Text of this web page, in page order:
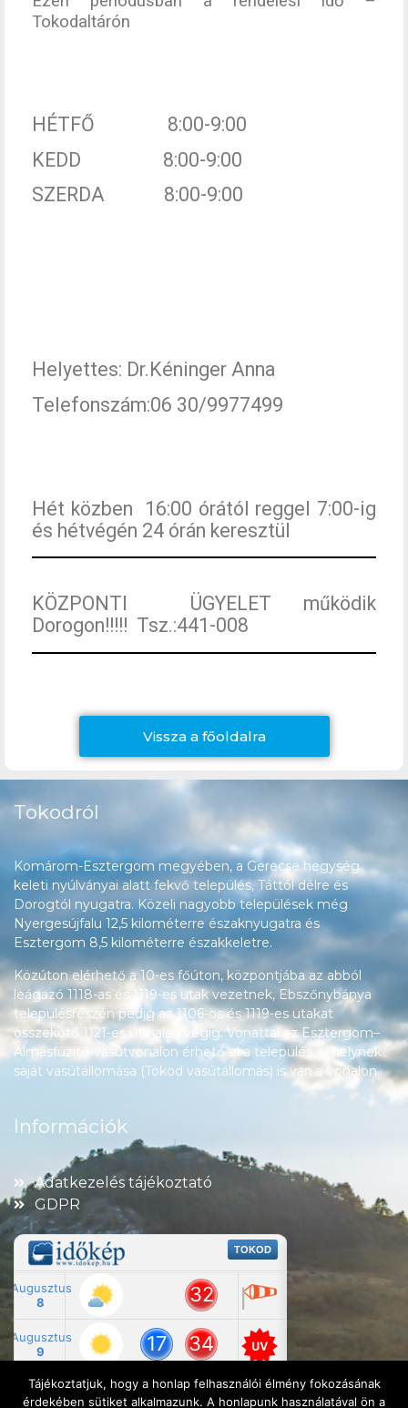
Tokodaltárón
HÉTFŐ 8:00-9:00
KEDD 8:00-9:00
SZERDA 8:00-9:00
Helyettes: Dr.Kéninger Anna
Telefonszám:06 30/9977499
Hét közben 16:00 órától reggel 7:00-ig
és hétvégén 24 órán keresztül
KÖZPONTI ÜGYELET működik
Dorogon!!!!! Tsz.:441-008
Vissza a főoldalra
Tokodról
Komárom-Esztergom megyében, a Gerecse hegység
keleti nyúlványai alatt fekvő település, Táttól délre és
Dorogtól nyugatra. Közeli nagyobb települések még
Nyergesújfalu 12,5 kilométerre északnyugatra és
Esztergom 8,5 kilométerre északkeletre.
Közúton elérhető a 10-es főúton, központjába az abból
leágazó 1118-as és 1119-es utak vezetnek, Ebszőnybánya
településrészén pedig az 1106-os és 1119-es utakat
összekötő 1121-es út halad végig. Vonattal az Esztergom–
Almásfüzitő-vasútvonalon érhető el a település, amelynek
saját vasútállomása (Tokod vasútállomás) is van a vonalon.
Információk
Adatkezelés tájékoztató
GDPR
Tájékoztatjuk, hogy a honlap felhasználói élmény fokozásának
érdekében sütiket alkalmazunk. A honlapunk használatával ön a